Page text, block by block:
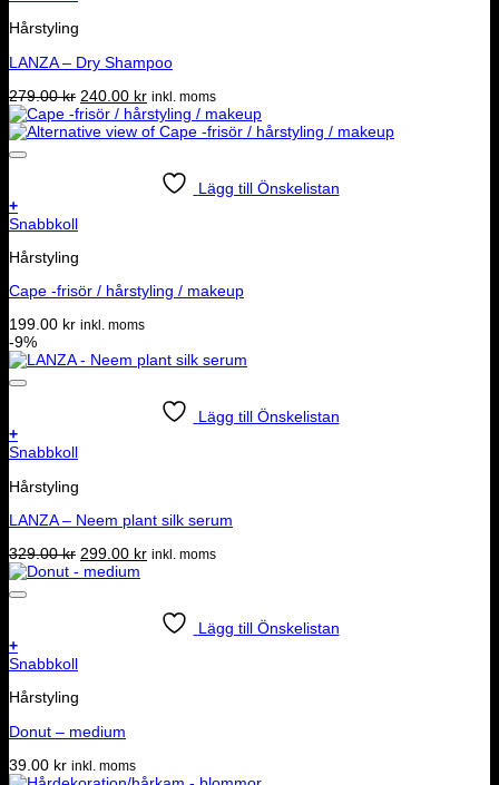
Hårstyling
LANZA – Dry Shampoo
279.00kr Det
ursprungliga
priset
240.00 krDet
nuvarande
priset
inkl. moms
Lägg till Önskelistan
+
Snabbkoll
Hårstyling
Cape -frisör / hårstyling / makeup
199.00 kr inkl. moms
-9%
Lägg till Önskelistan
+
Snabbkoll
Hårstyling
LANZA – Neem plant silk serum
329.00kr Det
ursprungliga
299.00 krDet
299.00 kr.
inkl. moms
Lägg till Önskelistan
+
Snabbkoll
Hårstyling
Donut – medium
39.00 kr inkl. moms